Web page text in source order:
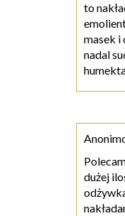
to
masek i
nadal
dużej